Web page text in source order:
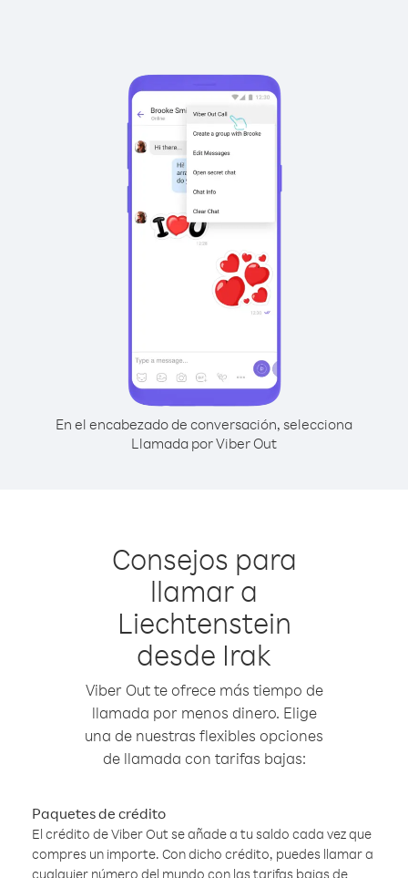
En el encabezado de conversación, selecciona
Llamada por Viber Out
Consejos para
llamar a
Liechtenstein
desde Irak
Viber Out te ofrece más tiempo de
llamada por menos dinero. Elige
una de nuestras flexibles opciones
de llamada con tarifas bajas:
Paquetes de crédito
El crédito de Viber Out se añade a tu saldo cada vez que
compres un importe. Con dicho crédito, puedes llamar a
cualquier número del mundo con las tarifas bajas de